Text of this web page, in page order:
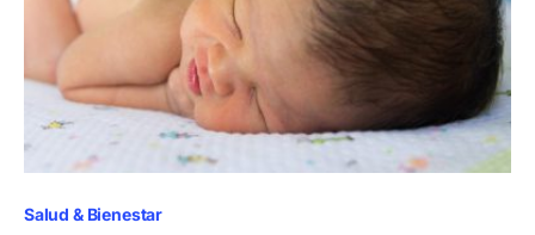
Salud & Bienestar